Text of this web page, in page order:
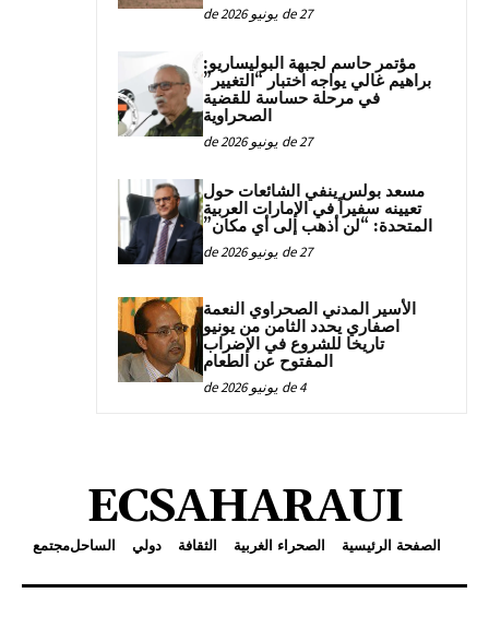
27 de يونيو de 2026
مؤتمر حاسم لجبهة البوليساريو:
براهيم غالي يواجه اختبار “التغيير”
في مرحلة حساسة للقضية
الصحراوية
27 de يونيو de 2026
مسعد بولس ينفي الشائعات حول
تعيينه سفيراً في الإمارات العربية
المتحدة: “لن أذهب إلى أي مكان”
27 de يونيو de 2026
الأسير المدني الصحراوي النعمة
اصفاري يحدد الثامن من يونيو
تاريخا للشروع في الإضراب
المفتوح عن الطعام
4 de يونيو de 2026
ECSAHARAUI
الصفحة الرئيسية الصحراء الغربية الثقافة دولي الساحلمجتمع